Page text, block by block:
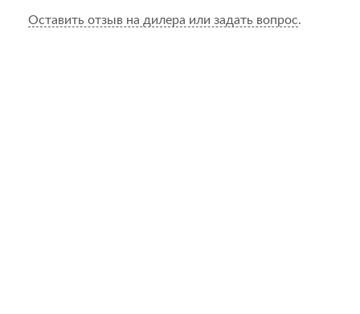
Оставить отзыв на дилера или задать вопрос.